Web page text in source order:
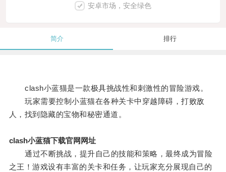
安卓市场，安全绿色
简介 排行
clash小蓝猫是一款极具挑战性和刺激性的冒险游戏。
玩家需要控制小蓝猫在各种关卡中穿越障碍，打败敌
人，找到隐藏的宝物和秘密通道。
clash小蓝猫下载官网网址
通过不断挑战，提升自己的技能和策略，最终成为冒险
之王！游戏设有丰富的关卡和任务，让玩家充分展现自己的